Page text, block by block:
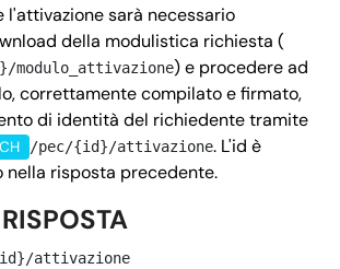
"",
"",
"via verdi 20",
"roma",
{
"https://your_domain.it/
l'attivazione sarà necessario
della modulistica richiesta (
modulo_attivazione) e procedere ad
correttamente compilato e firmato,
di identità del richiedente tramite
/pec/{id}/attivazione. L'id è
nella risposta precedente.
attivazione